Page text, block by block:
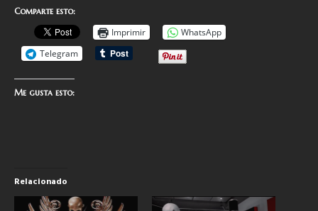
Comparte esto:
Imprimir
WhatsApp
Telegram
Me gusta esto:
Relacionado